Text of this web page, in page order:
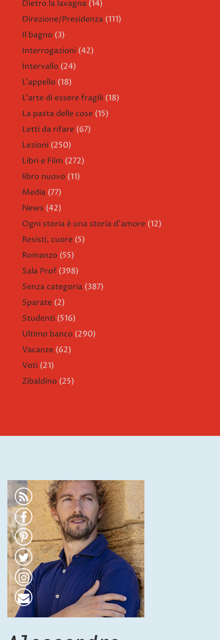
Dietro la lavagna (14)
Direzione/Presidenza (111)
Il bagno (3)
Interrogazioni (42)
Intervallo (24)
L'appello (18)
L'arte di essere fragili (18)
La pasta delle cose (15)
Letti da rifare (67)
Lezioni (250)
Libri e Film (272)
libro nuovo (11)
Media (77)
News (42)
Ogni storia è una storia d'amore (12)
Resisti, cuore (5)
Romanzo (55)
Sala Prof (398)
Senza categoria (387)
Sparate (2)
Studenti (516)
Ultimo banco (290)
Vacanze (62)
Voti (21)
Zibaldino (25)